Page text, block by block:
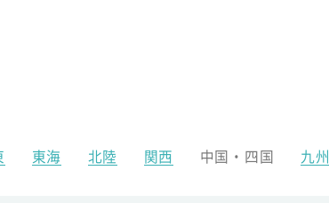
東海 北陸 関西 中国・四国 九州